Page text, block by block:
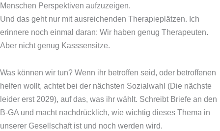
Menschen Perspektiven aufzuzeigen.
Und das geht nur mit ausreichenden Therapieplätzen. Ich
erinnere noch einmal daran: Wir haben genug Therapeuten.
Aber nicht genug Kasssensitze.
Was können wir tun? Wenn ihr betroffen seid, oder betroffenen
helfen wollt, achtet bei der nächsten Sozialwahl (Die nächste
leider erst 2029), auf das, was ihr wählt. Schreibt Briefe an den
B-GA und macht nachdrücklich, wie wichtig dieses Thema in
unserer Gesellschaft ist und noch werden wird.